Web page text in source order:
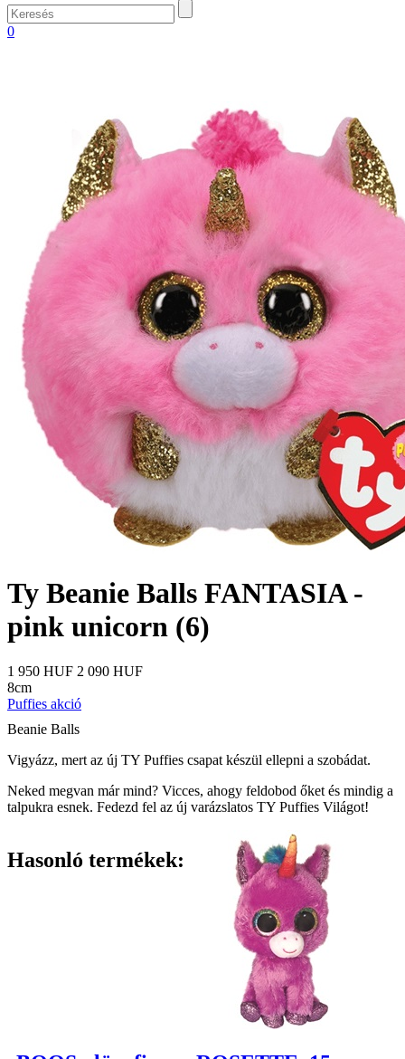
0
Ty Beanie Balls FANTASIA -
pink unicorn (6)
1 950 HUF 2 090 HUF
8cm
Puffies akció
Beanie Balls
Vigyázz, mert az új TY Puffies csapat készül ellepni a szobádat.
Neked megvan már mind? Vicces, ahogy feldobod őket és mindig a
talpukra esnek. Fedezd fel az új varázslatos TY Puffies Világot!
Hasonló termékek: